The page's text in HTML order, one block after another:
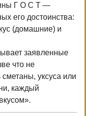
Г О С Т —
его достоинства:
(домашние) и
заявленные
что не
уксуса или
каждый